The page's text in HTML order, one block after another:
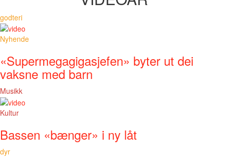
godteri
Nyhende
«Supermegagigasjefen» byter ut dei
vaksne med barn
Musikk
Kultur
Bassen «bænger» i ny låt
dyr